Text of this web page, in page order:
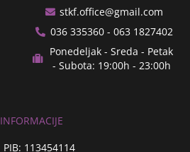
stkf.office@gmail.com
036 335360 - 063 1827402
Ponedeljak - Sreda - Petak
- Subota: 19:00h - 23:00h
INFORMACIJE
PIB: 113454114